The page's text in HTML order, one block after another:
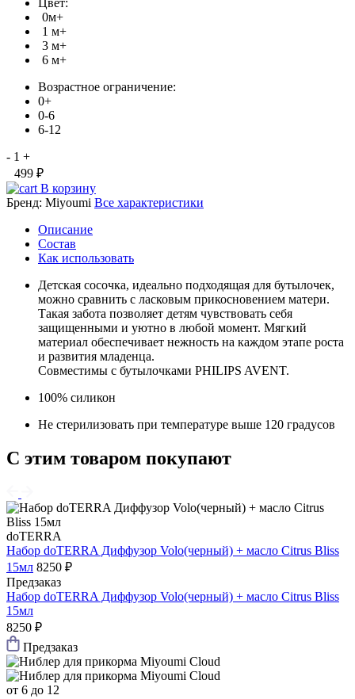
Цвет:
0м+
1 м+
3 м+
6 м+
Возрастное ограничение:
0+
0-6
6-12
- 1 +
499 ₽
В корзину
Бренд: Miyoumi Все характеристики
Описание
Состав
Как использовать
Детская сосочка, идеально подходящая для бутылочек,
можно сравнить с ласковым прикосновением матери.
Такая забота позволяет детям чувствовать себя
защищенными и уютно в любой момент. Мягкий
материал обеспечивает нежность на каждом этапе роста
и развития младенца.
Совместимы с бутылочками PHILIPS AVENT.
100% силикон
Не стерилизовать при температуре выше 120 градусов
С этим товаром покупают
doTERRA
Набор doTERRA Диффузор Volo(черный) + масло Citrus Bliss
15мл 8250 ₽
Предзаказ
Набор doTERRA Диффузор Volo(черный) + масло Citrus Bliss
15мл
8250 ₽
Предзаказ
от 6 до 12